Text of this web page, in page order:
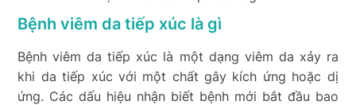
Bệnh viêm da tiếp xúc là gì
Bệnh viêm da tiếp xúc là một dạng viêm da xảy ra
khi da tiếp xúc với một chất gây kích ứng hoặc dị
ứng. Các dấu hiệu nhận biết bệnh mới bắt đầu bao